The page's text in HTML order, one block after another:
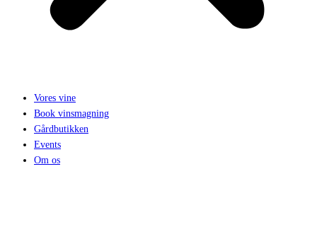
Vores vine
Book vinsmagning
Gårdbutikken
Events
Om os